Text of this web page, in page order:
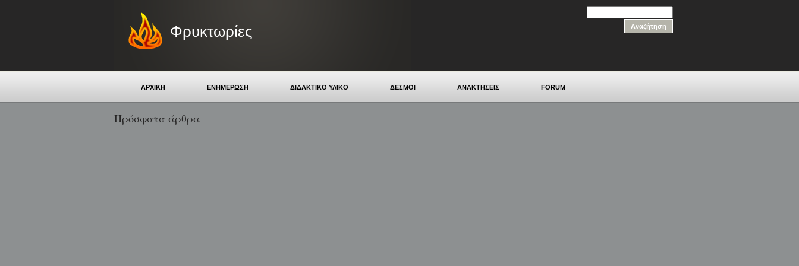
Φρυκτωρίες
ΑΡΧΙΚΗ ΕΝΗΜΕΡΩΣΗ ΔΙΔΑΚΤΙΚΟ ΥΛΙΚΟ ΔΕΣΜΟΙ ΑΝΑΚΤΗΣΕΙΣ FORUM
Πρόσφατα άρθρα